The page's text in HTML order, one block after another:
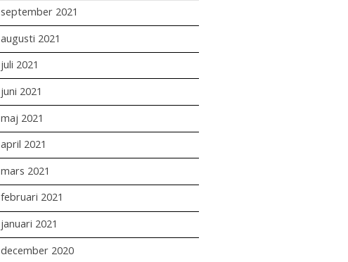
september 2021
augusti 2021
juli 2021
juni 2021
maj 2021
april 2021
mars 2021
februari 2021
januari 2021
december 2020